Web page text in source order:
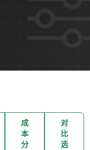
成
本
分
对
比
选